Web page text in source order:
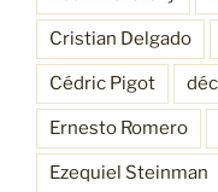
Cristian Delgado
Cédric Pigot
Ernesto Romero
Ezequiel Steinman